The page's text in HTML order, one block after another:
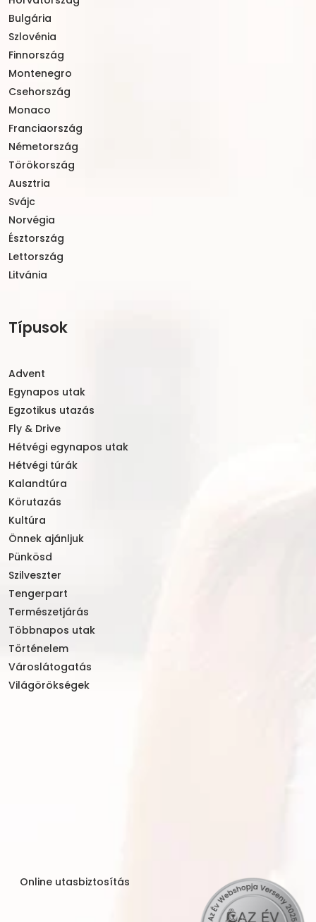
Bulgária
Szlovénia
Finnország
Montenegro
Csehország
Monaco
Franciaország
Németország
Törökország
Ausztria
Svájc
Norvégia
Észtország
Lettország
Litvánia
Típusok
Advent
Egynapos utak
Egzotikus utazás
Fly & Drive
Hétvégi egynapos utak
Hétvégi túrák
Kalandtúra
Körutazás
Kultúra
Önnek ajánljuk
Pünkösd
Szilveszter
Tengerpart
Természetjárás
Többnapos utak
Történelem
Városlátogatás
Világörökségek
Online utasbiztosítás